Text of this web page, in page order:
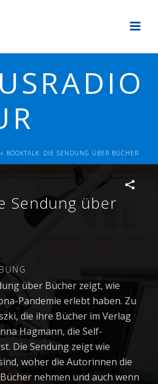
» BOOKTALK: DIE SENDUNG ÜBER BÜCHER
Sendung über
über Bücher zeigt, wie
Pandemie erlebt haben. Zu
die ihre Bücher im Verlag
Hagmann, die Self-
Die Sendung zeigt wie
woher die Autorinnen die
nehmen und auch wenn